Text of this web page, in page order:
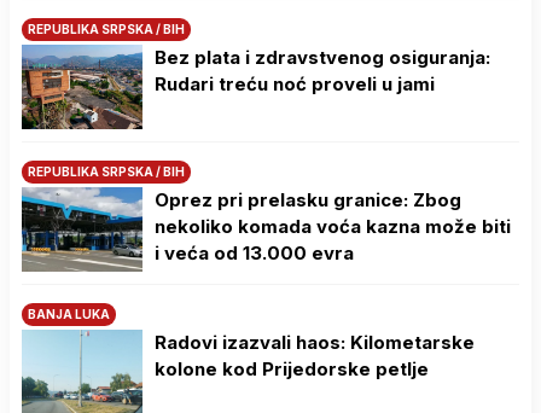
REPUBLIKA SRPSKA / BIH
Bez plata i zdravstvenog osiguranja:
Rudari treću noć proveli u jami
REPUBLIKA SRPSKA / BIH
Oprez pri prelasku granice: Zbog
nekoliko komada voća kazna može biti
i veća od 13.000 evra
BANJA LUKA
Radovi izazvali haos: Kilometarske
kolone kod Prijedorske petlje